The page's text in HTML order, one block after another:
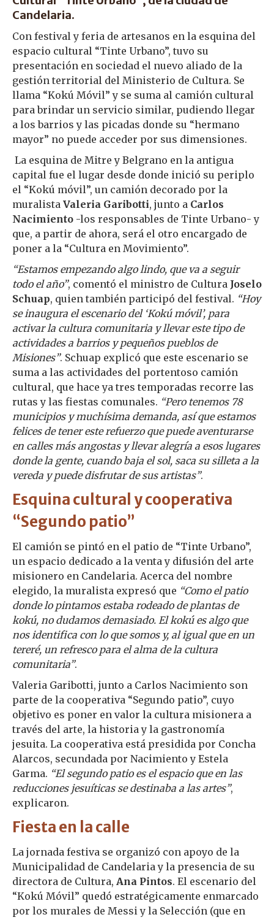
Candelaria.
Con festival y feria de artesanos en la esquina del
espacio cultural “Tinte Urbano”, tuvo su
presentación en sociedad el nuevo aliado de la
gestión territorial del Ministerio de Cultura. Se
llama “Kokú Móvil” y se suma al camión cultural
para brindar un servicio similar, pudiendo llegar
a los barrios y las picadas donde su “hermano
mayor” no puede acceder por sus dimensiones.
La esquina de Mitre y Belgrano en la antigua
capital fue el lugar desde donde inició su periplo
el “Kokú móvil”, un camión decorado por la
muralista Valeria Garibotti, junto a Carlos
Nacimiento -los responsables de Tinte Urbano- y
que, a partir de ahora, será el otro encargado de
poner a la “Cultura en Movimiento”.
“Estamos empezando algo lindo, que va a seguir
todo el año”, comentó el ministro de Cultura Joselo
Schuap, quien también participó del festival. “Hoy
se inaugura el escenario del ‘Kokú móvil’, para
activar la cultura comunitaria y llevar este tipo de
actividades a barrios y pequeños pueblos de
Misiones”. Schuap explicó que este escenario se
suma a las actividades del portentoso camión
cultural, que hace ya tres temporadas recorre las
rutas y las fiestas comunales. “Pero tenemos 78
municipios y muchísima demanda, así que estamos
felices de tener este refuerzo que puede aventurarse
en calles más angostas y llevar alegría a esos lugares
donde la gente, cuando baja el sol, saca su silleta a la
vereda y puede disfrutar de sus artistas”.
Esquina cultural y cooperativa
“Segundo patio”
El camión se pintó en el patio de “Tinte Urbano”,
un espacio dedicado a la venta y difusión del arte
misionero en Candelaria. Acerca del nombre
elegido, la muralista expresó que “Como el patio
donde lo pintamos estaba rodeado de plantas de
kokú, no dudamos demasiado. El kokú es algo que
nos identifica con lo que somos y, al igual que en un
tereré, un refresco para el alma de la cultura
comunitaria”.
Valeria Garibotti, junto a Carlos Nacimiento son
parte de la cooperativa “Segundo patio”, cuyo
objetivo es poner en valor la cultura misionera a
través del arte, la historia y la gastronomía
jesuita. La cooperativa está presidida por Concha
Alarcos, secundada por Nacimiento y Estela
Garma. “El segundo patio es el espacio que en las
reducciones jesuíticas se destinaba a las artes”,
explicaron.
Fiesta en la calle
La jornada festiva se organizó con apoyo de la
Municipalidad de Candelaria y la presencia de su
directora de Cultura, Ana Pintos. El escenario del
“Kokú Móvil” quedó estratégicamente enmarcado
por los murales de Messi y la Selección (que en